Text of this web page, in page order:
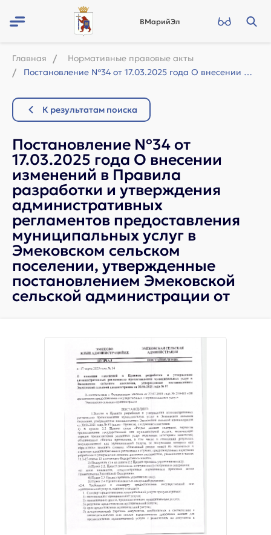
ВМарийЭл
Главная
Нормативные правовые акты
Постановление №34 от 17.03.2025 года О внесении изменений в Правила разработки и...
К результатам поиска
Постановление №34 от
17.03.2025 года О внесении
изменений в Правила
разработки и утверждения
административных
регламентов предоставления
муниципальных услуг в
Эмековском сельском
поселении, утвержденные
постановлением Эмековской
сельской администрации от